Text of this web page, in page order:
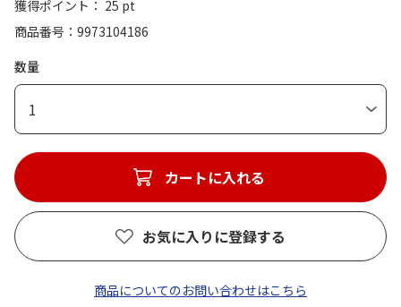
獲得ポイント： 25 pt
商品番号
9973104186
数量
1
カートに入れる
お気に入りに登録する
商品についてのお問い合わせはこちら